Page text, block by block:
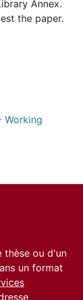
Annex.
the paper.
Working
thèse ou d'un
un format